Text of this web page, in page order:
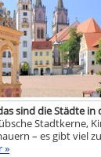
sind die Städte in
Stadtkerne,
– es gibt viel zu
»